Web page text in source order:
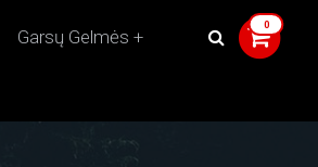
Garsų Gelmės